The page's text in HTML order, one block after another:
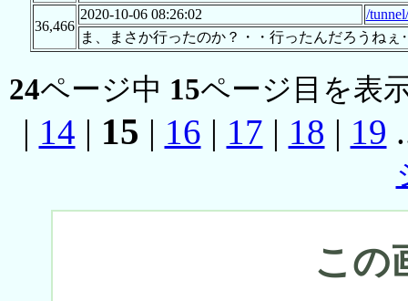
36,466
2020-10-06 08:26:02
/
ま、まさか行ったのか？・・行ったんだろうね
24ページ中 15ページ目を表
| 14 | 15 | 16 | 17 | 18 | 19
この